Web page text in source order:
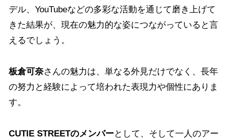
デル、YouTubeなどの多彩な活動を通じて磨き上げて
きた結果が、現在の魅力的な姿につながっていると言
えるでしょう。
板倉可奈さんの魅力は、単なる外見だけでなく、長年
の努力と経験によって培われた表現力や個性にありま
す。
CUTIE STREETのメンバーとして、そして一人のアー